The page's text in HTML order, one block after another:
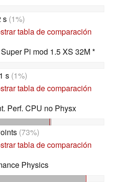
s (1%)
tabla de comparación
Pi mod 1.5 XS 32M *
s(1%)
tabla de comparación
Perf. CPU no Physx
(73%)
tabla de comparación
Physics